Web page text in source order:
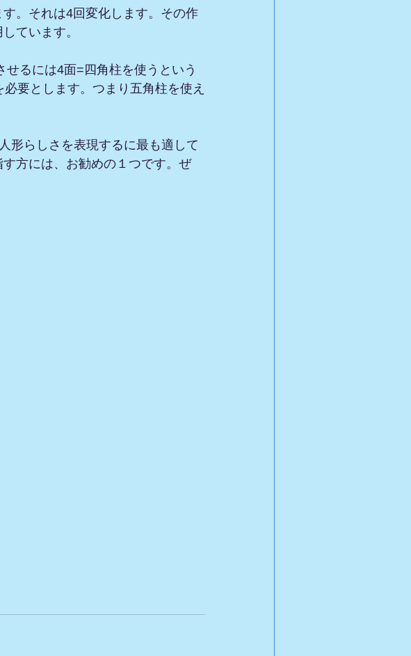
。それは4回変化します。その作
ています。
るには4面=四角柱を使うという
要とします。つまり五角柱を使え
形らしさを表現するに最も適して
方には、お勧めの１つです。ぜ